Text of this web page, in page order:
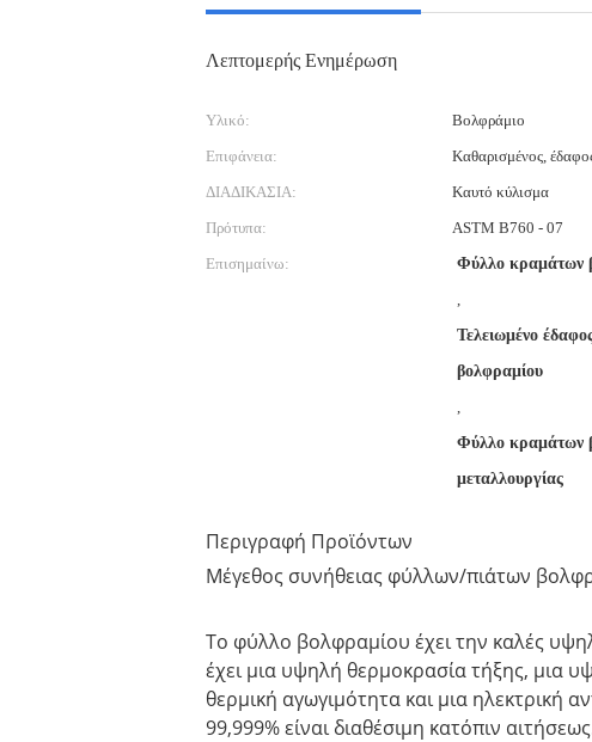
Λεπτομερής Ενημέρωση
Υλικό: Βολφράμιο
Επιφάνεια:
Καθαρισμένος,
ΔΙΑΔΙΚΑΣΙΑ:
Καυτό κύλισμα
Πρότυπα:
ASTM B760 - 07
Επισημαίνω:
Φύλλο κραμάτων
,
Τελειωμένο
βολφραμίου
,
Φύλλο κραμάτων
μεταλλουργίας
Περιγραφή Προϊόντων
Μέγεθος συνήθειας φύλλων/πιάτων
Το φύλλο βολφραμίου έχει την καλές
έχει μια υψηλή θερμοκρασία τήξης, μια
θερμική αγωγιμότητα και μια ηλεκτρική
99,999% είναι διαθέσιμη κατόπιν